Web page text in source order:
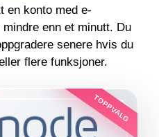
en konto med e-
enn et minutt. Du
senere hvis du
flere funksjoner.
TOPPVALG